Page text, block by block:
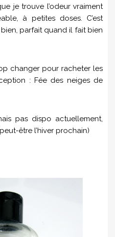
je trouve l’odeur vraiment
à petites doses. C’est
parfait quand il fait bien
changer pour racheter les
: Fée des neiges de
pas dispo actuellement,
être l’hiver prochain)